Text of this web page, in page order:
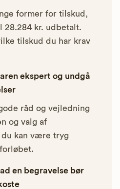
former for tilskud,
28.284 kr. udbetalt.
tilskud du har krav
ekspert og undgå
råd og vejledning
og valg af
du kan være tryg
en begravelse bør